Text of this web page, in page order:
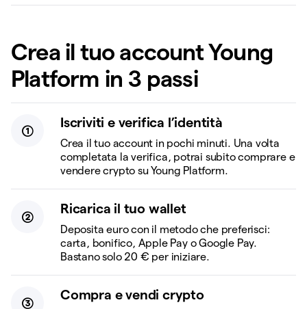
Crea il tuo account Young
Platform in 3 passi
Iscriviti e verifica l’identità
Crea il tuo account in pochi minuti. Una volta
completata la verifica, potrai subito comprare e
vendere crypto su Young Platform.
Ricarica il tuo wallet
Deposita euro con il metodo che preferisci:
carta, bonifico, Apple Pay o Google Pay.
Bastano solo 20 € per iniziare.
Compra e vendi crypto